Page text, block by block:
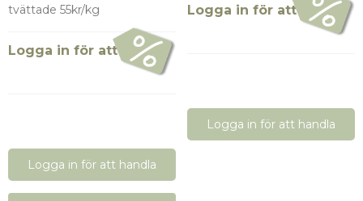
tvättade 55kr/kg
Logga in för att se pris
Logga in för att handla
Logga in för att se pris
Logga in för att handla